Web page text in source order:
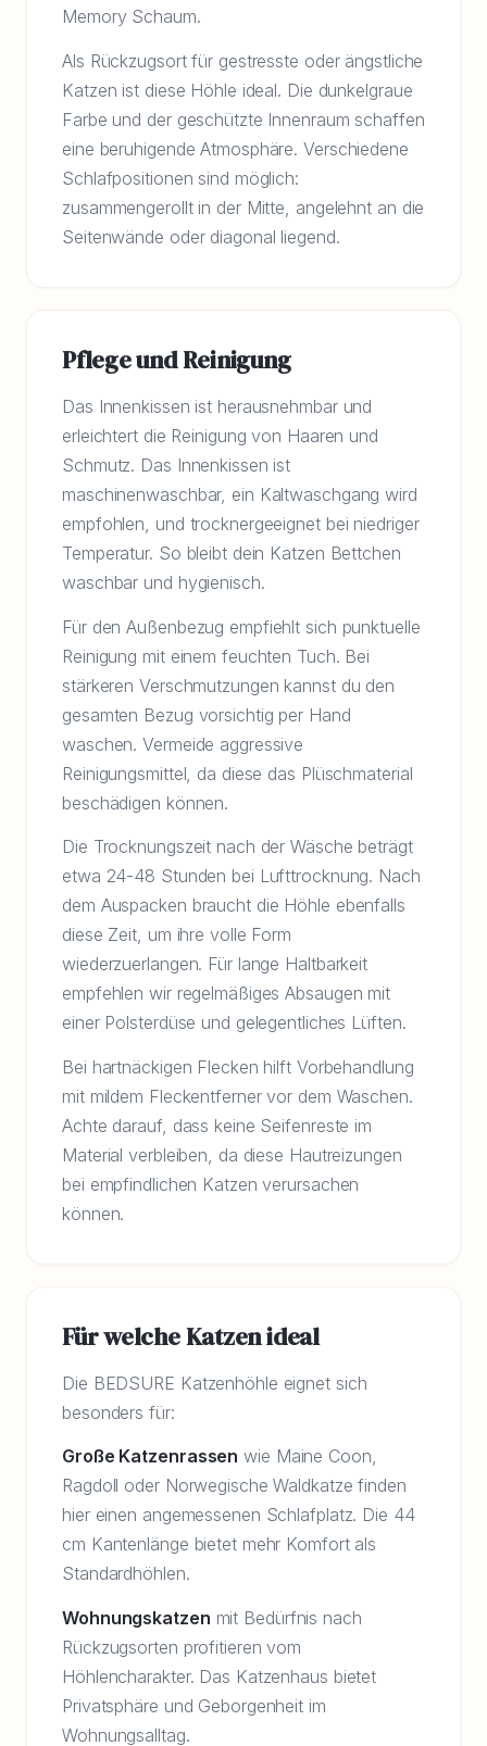
Memory Schaum.
Als Rückzugsort für gestresste oder ängstliche
Katzen ist diese Höhle ideal. Die dunkelgraue
Farbe und der geschützte Innenraum schaffen
eine beruhigende Atmosphäre. Verschiedene
Schlafpositionen sind möglich:
zusammengerollt in der Mitte, angelehnt an die
Seitenwände oder diagonal liegend.
Pflege und Reinigung
Das Innenkissen ist herausnehmbar und
erleichtert die Reinigung von Haaren und
Schmutz. Das Innenkissen ist
maschinenwaschbar, ein Kaltwaschgang wird
empfohlen, und trocknergeeignet bei niedriger
Temperatur. So bleibt dein Katzen Bettchen
waschbar und hygienisch.
Für den Außenbezug empfiehlt sich punktuelle
Reinigung mit einem feuchten Tuch. Bei
stärkeren Verschmutzungen kannst du den
gesamten Bezug vorsichtig per Hand
waschen. Vermeide aggressive
Reinigungsmittel, da diese das Plüschmaterial
beschädigen können.
Die Trocknungszeit nach der Wäsche beträgt
etwa 24-48 Stunden bei Lufttrocknung. Nach
dem Auspacken braucht die Höhle ebenfalls
diese Zeit, um ihre volle Form
wiederzuerlangen. Für lange Haltbarkeit
empfehlen wir regelmäßiges Absaugen mit
einer Polsterdüse und gelegentliches Lüften.
Bei hartnäckigen Flecken hilft Vorbehandlung
mit mildem Fleckentferner vor dem Waschen.
Achte darauf, dass keine Seifenreste im
Material verbleiben, da diese Hautreizungen
bei empfindlichen Katzen verursachen
können.
Für welche Katzen ideal
Die BEDSURE Katzenhöhle eignet sich
besonders für:
Große Katzenrassen wie Maine Coon,
Ragdoll oder Norwegische Waldkatze finden
hier einen angemessenen Schlafplatz. Die 44
cm Kantenlänge bietet mehr Komfort als
Standardhöhlen.
Wohnungskatzen mit Bedürfnis nach
Rückzugsorten profitieren vom
Höhlencharakter. Das Katzenhaus bietet
Privatsphäre und Geborgenheit im
Wohnungsalltag.